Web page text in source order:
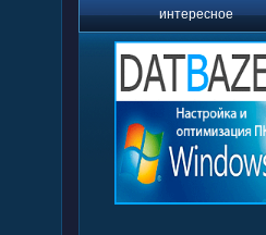
интересное